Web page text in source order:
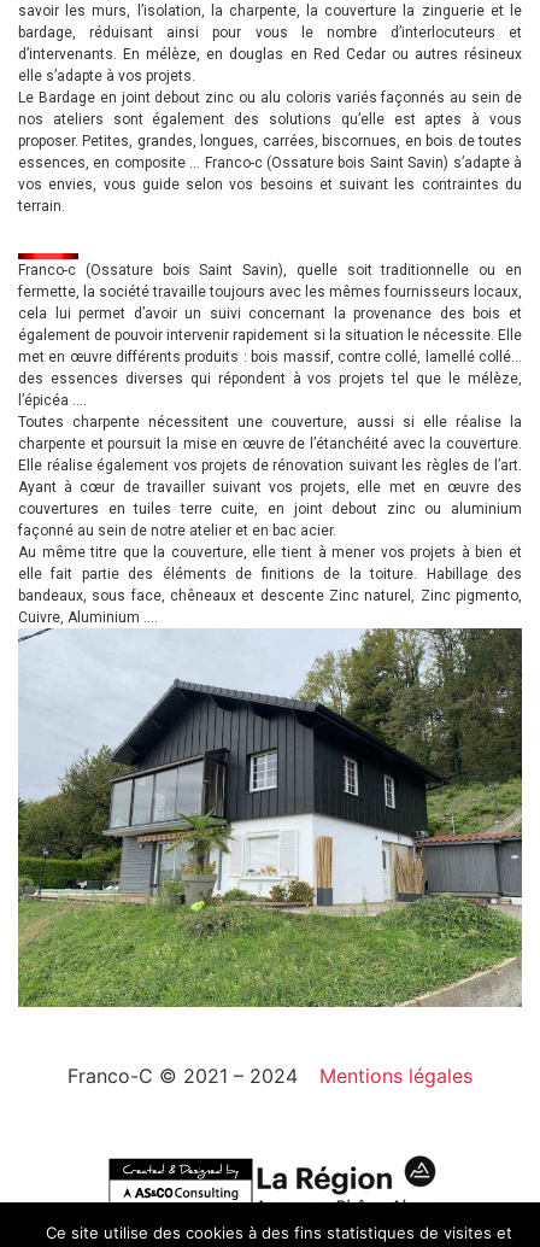
savoir les murs, l’isolation, la charpente, la couverture la zinguerie et le
bardage, réduisant ainsi pour vous le nombre d’interlocuteurs et
d’intervenants. En mélèze, en douglas en Red Cedar ou autres résineux
elle s’adapte à vos projets.
Le Bardage en joint debout zinc ou alu coloris variés façonnés au sein de
nos ateliers sont également des solutions qu’elle est aptes à vous
proposer. Petites, grandes, longues, carrées, biscornues, en bois de toutes
essences, en composite … Franco-c (Ossature bois Saint Savin) s’adapte à
vos envies, vous guide selon vos besoins et suivant les contraintes du
terrain.
Franco-c (Ossature bois Saint Savin), quelle soit traditionnelle ou en
fermette, la société travaille toujours avec les mêmes fournisseurs locaux,
cela lui permet d’avoir un suivi concernant la provenance des bois et
également de pouvoir intervenir rapidement si la situation le nécessite. Elle
met en œuvre différents produits : bois massif, contre collé, lamellé collé…
des essences diverses qui répondent à vos projets tel que le mélèze,
l’épicéa ….
Toutes charpente nécessitent une couverture, aussi si elle réalise la
charpente et poursuit la mise en œuvre de l’étanchéité avec la couverture.
Elle réalise également vos projets de rénovation suivant les règles de l’art.
Ayant à cœur de travailler suivant vos projets, elle met en œuvre des
couvertures en tuiles terre cuite, en joint debout zinc ou aluminium
façonné au sein de notre atelier et en bac acier.
Au même titre que la couverture, elle tient à mener vos projets à bien et
elle fait partie des éléments de finitions de la toiture. Habillage des
bandeaux, sous face, chêneaux et descente Zinc naturel, Zinc pigmento,
Cuivre, Aluminium ….
Franco-C © 2021 – 2024 Mentions légales
Ce site utilise des cookies à des fins statistiques de visites et